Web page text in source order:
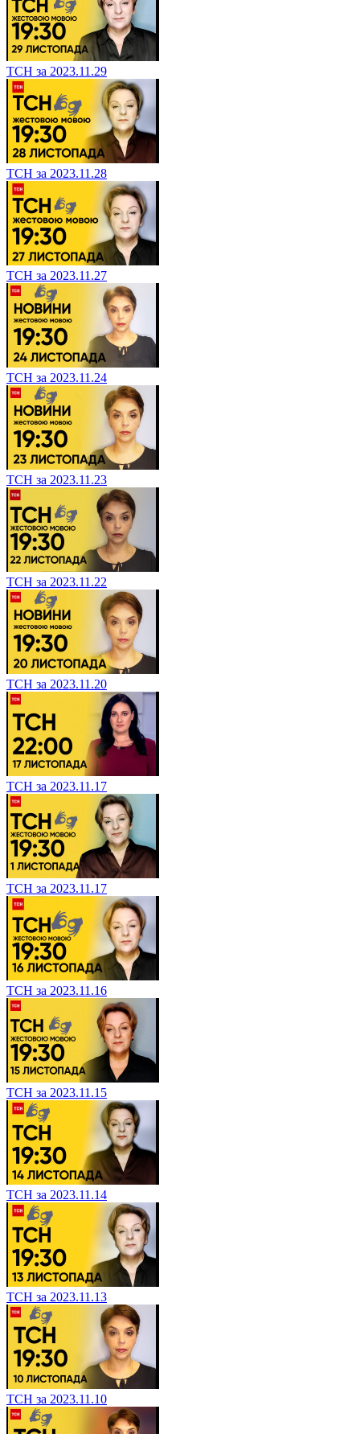
ТСН за 2023.11.29
ТСН за 2023.11.28
ТСН за 2023.11.27
ТСН за 2023.11.24
ТСН за 2023.11.23
ТСН за 2023.11.22
ТСН за 2023.11.20
ТСН за 2023.11.17
ТСН за 2023.11.17
ТСН за 2023.11.16
ТСН за 2023.11.15
ТСН за 2023.11.14
ТСН за 2023.11.13
ТСН за 2023.11.10